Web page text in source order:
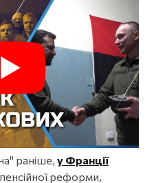
раніше, у Франції
реформи,